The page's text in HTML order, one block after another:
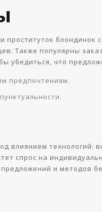
блондинок
Также популярны
убедиться, что
предпочтениям.
влиянием
спрос на
и методов